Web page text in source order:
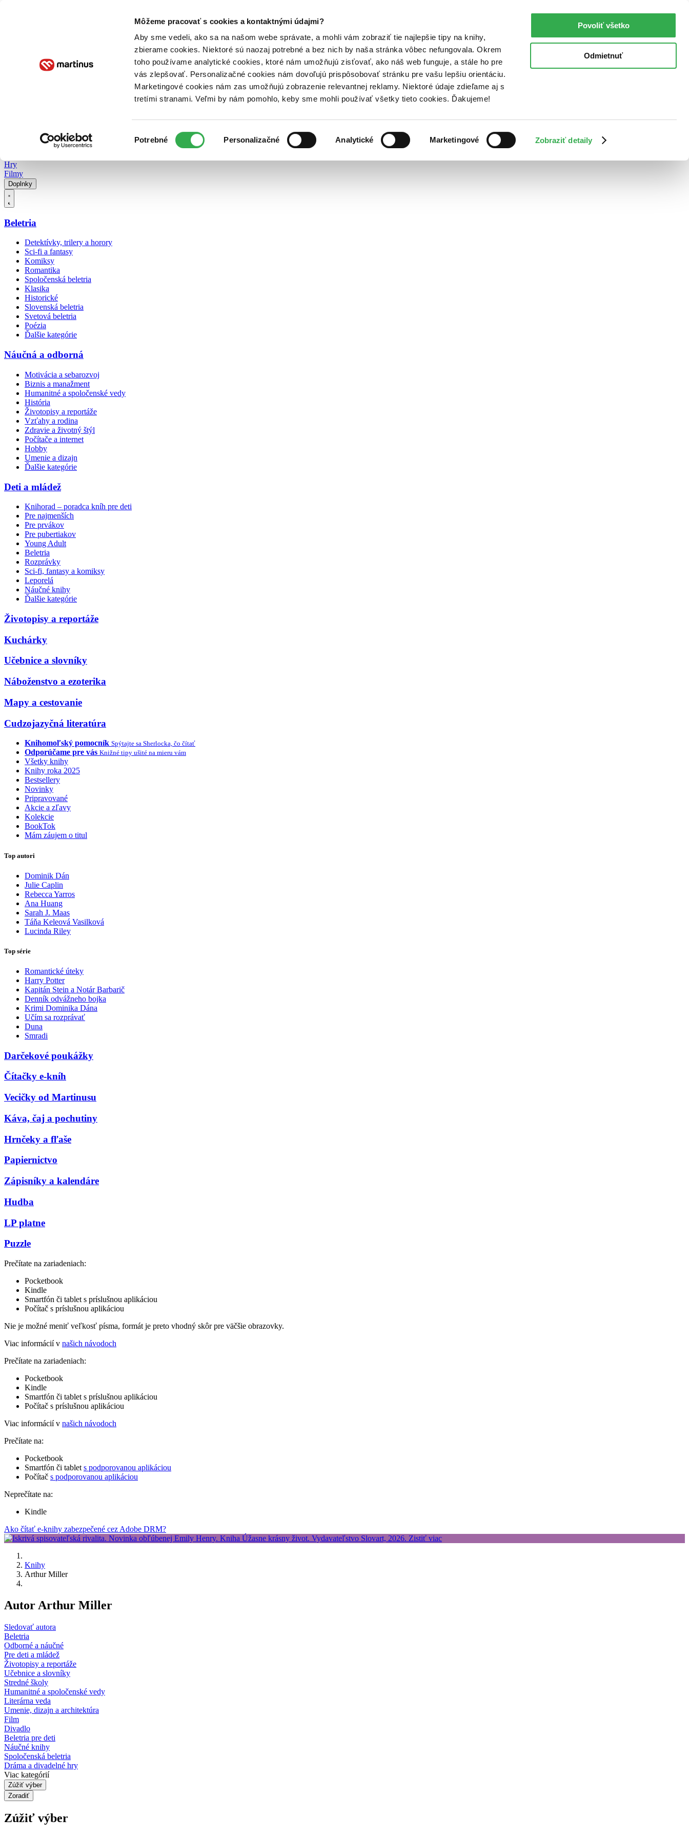
Môžeme pracovať s cookies a kontaktnými údajmi?
Aby sme vedeli, ako sa na našom webe správate, a mohli vám zobraziť tie najlepšie tipy na knihy,
zbierame cookies. Niektoré sú naozaj potrebné a bez nich by naša stránka vôbec nefungovala. Okrem
toho používame analytické cookies, ktoré nám umožňujú zisťovať, ako náš web funguje, a stále ho pre
vás zlepšovať. Personalizačné cookies nám dovoľujú prispôsobovať stránku pre vašu lepšiu orientáciu.
Marketingové cookies nám zas umožňujú zobrazenie relevantnej reklamy. Niektoré údaje zdieľame aj s
tretími stranami. Veľmi by nám pomohlo, keby sme mohli používať všetky tieto cookies. Ďakujeme!
súhlasu
Potrebné Personalizačné Analytické Marketingové Zobraziť detaily
Povoliť všetko
Odmietnuť
Poukážky Kontakt
Hry
Filmy
Doplnky
Beletria
Detektívky, trilery a horory
Sci-fi a fantasy
Komiksy
Romantika
Spoločenská beletria
Klasika
Historické
Slovenská beletria
Svetová beletria
Poézia
Ďalšie kategórie
Náučná a odborná
Motivácia a sebarozvoj
Biznis a manažment
Humanitné a spoločenské vedy
História
Životopisy a reportáže
Vzťahy a rodina
Zdravie a životný štýl
Počítače a internet
Hobby
Umenie a dizajn
Ďalšie kategórie
Deti a mládež
Knihorad – poradca kníh pre deti
Pre najmenších
Pre prvákov
Pre pubertiakov
Young Adult
Beletria
Rozprávky
Sci-fi, fantasy a komiksy
Leporelá
Náučné knihy
Ďalšie kategórie
Životopisy a reportáže
Kuchárky
Učebnice a slovníky
Náboženstvo a ezoterika
Mapy a cestovanie
Cudzojazyčná literatúra
Knihomoľský pomocník Spýtajte sa Sherlocka, čo čítať
Odporúčame pre vás Knižné tipy ušité na mieru vám
Všetky knihy
Knihy roka 2025
Bestsellery
Novinky
Pripravované
Akcie a zľavy
Kolekcie
BookTok
Mám záujem o titul
Top autori
Dominik Dán
Julie Caplin
Rebecca Yarros
Ana Huang
Sarah J. Maas
Táňa Keleová Vasilková
Lucinda Riley
Top série
Romantické úteky
Harry Potter
Kapitán Stein a Notár Barbarič
Denník odvážneho bojka
Krimi Dominika Dána
Učím sa rozprávať
Duna
Smradi
Darčekové poukážky
Čítačky e-kníh
Vecičky od Martinusu
Káva, čaj a pochutiny
Hrnčeky a fľaše
Papiernictvo
Zápisníky a kalendáre
Hudba
LP platne
Puzzle
Prečítate na zariadeniach:
Pocketbook
Kindle
Smartfón či tablet s príslušnou aplikáciou
Počítač s príslušnou aplikáciou
Nie je možné meniť veľkosť písma, formát je preto vhodný skôr pre väčšie obrazovky.
Viac informácií v našich návodoch
Prečítate na zariadeniach:
Pocketbook
Kindle
Smartfón či tablet s príslušnou aplikáciou
Počítač s príslušnou aplikáciou
Viac informácií v našich návodoch
Prečítate na:
Pocketbook
Smartfón či tablet s podporovanou aplikáciou
Počítač s podporovanou aplikáciou
Neprečítate na:
Kindle
Ako čítať e-knihy zabezpečené cez Adobe DRM?
Knihy
Arthur Miller
Autor Arthur Miller
Sledovať autora
Beletria
Odborné a náučné
Pre deti a mládež
Životopisy a reportáže
Učebnice a slovníky
Stredné školy
Humanitné a spoločenské vedy
Literárna veda
Umenie, dizajn a architektúra
Film
Divadlo
Beletria pre deti
Náučné knihy
Spoločenská beletria
Dráma a divadelné hry
Viac kategórií
Zúžiť výber
Zoradiť
Zúžiť výber